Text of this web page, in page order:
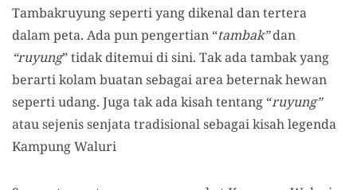
Tambakruyung seperti yang dikenal dan tertera
dalam peta. Ada pun pengertian “tambak”dan
“ruyung”tidak ditemui di sini. Tak ada tambak yang
berarti kolam buatan sebagai area beternak hewan
seperti udang. Juga tak ada kisah tentang “ruyung”
atau sejenis senjata tradisional sebagai kisah legenda
Kampung Waluri